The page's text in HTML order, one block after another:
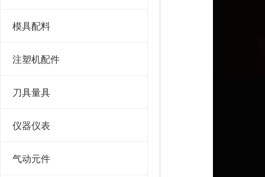
模具配料
注塑机配件
刀具量具
仪器仪表
气动元件